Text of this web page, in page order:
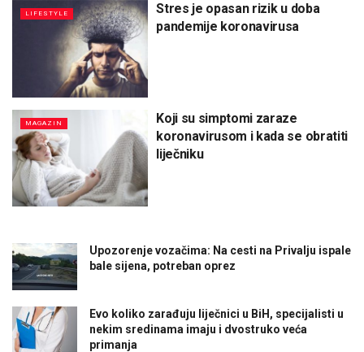
LIFESTYLE
Stres je opasan rizik u doba
pandemije koronavirusa
MAGAZIN
Koji su simptomi zaraze
koronavirusom i kada se obratiti
liječniku
Upozorenje vozačima: Na cesti na Privalju ispale
bale sijena, potreban oprez
Evo koliko zarađuju liječnici u BiH, specijalisti u
nekim sredinama imaju i dvostruko veća
primanja